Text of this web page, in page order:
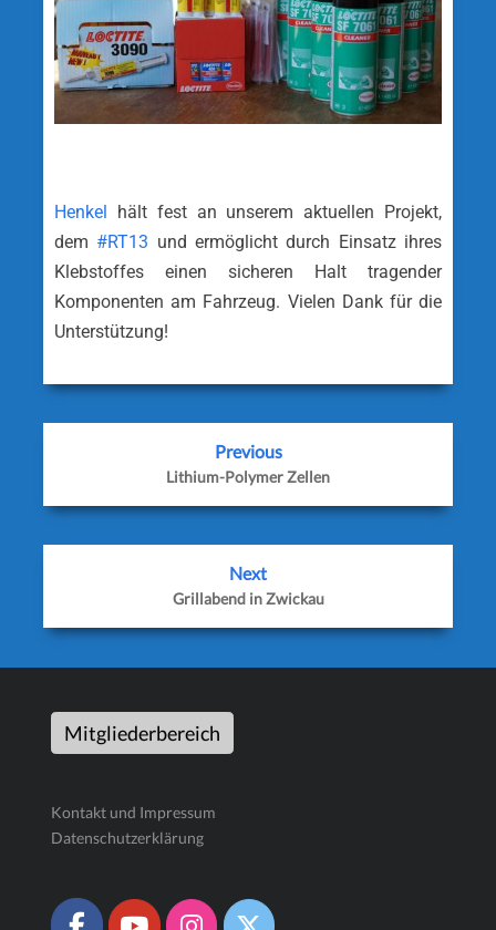
Henkel hält fest an unserem aktuellen Projekt,
dem #RT13 und ermöglicht durch Einsatz ihres
Klebstoffes einen sicheren Halt tragender
Komponenten am Fahrzeug. Vielen Dank für die
Unterstützung!
Previous
Lithium-Polymer Zellen
Next
Grillabend in Zwickau
Mitgliederbereich
Kontakt und Impressum
Datenschutzerklärung